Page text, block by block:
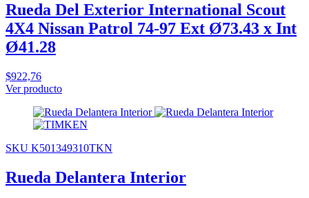
Rueda Del Exterior International Scout
4X4 Nissan Patrol 74-97 Ext Ø73.43 x Int
Ø41.28
$922,76
Ver producto
SKU K501349310TKN
Rueda Delantera Interior